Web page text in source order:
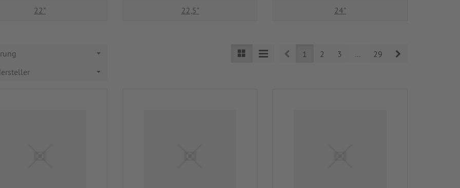
22" 22,5" 24"
Prev1 2 3 ... 29 Next